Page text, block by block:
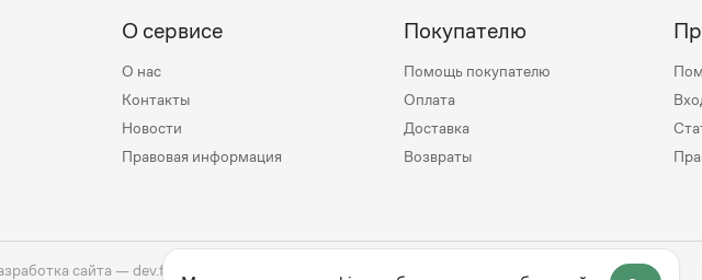
О сервисе
О нас
Контакты
Новости
Правовая информация
Покупателю
Помощь покупателю
Оплата
Доставка
Возвраты
сайта —dev.family